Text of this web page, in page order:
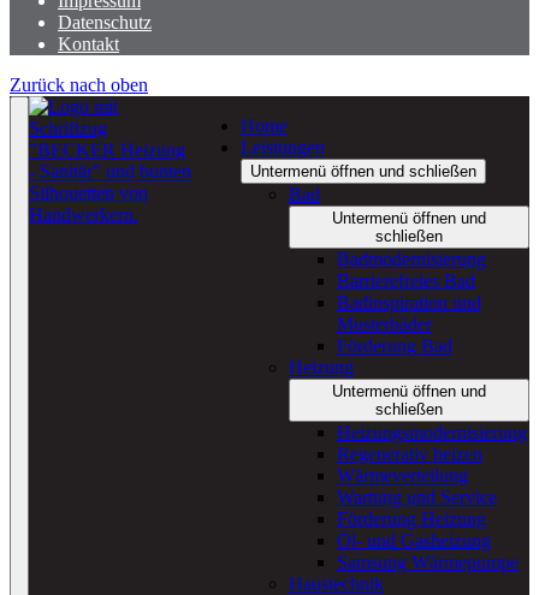
Datenschutz
Kontakt
Zurück nach oben
Home
Leistungen
Untermenü öffnen und schließen
Bad
Untermenü öffnen und
schließen
Badmodernisierung
Barrierefreies Bad
Badinspiration und
Musterbäder
Förderung Bad
Heizung
Untermenü öffnen und
schließen
Heizungsmodernisierung
Regenerativ heizen
Wärmeverteilung
Wartung und Service
Förderung Heizung
Öl- und Gasheizung
Samsung Wärmepumpe
Haustechnik